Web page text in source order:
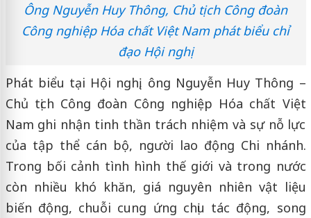
Ông Nguyễn Huy Thông, Chủ tịch Công đoàn
Công nghiệp Hóa chất Việt Nam phát biểu chỉ
đạo Hội nghị
Phát biểu tại Hội nghị, ông Nguyễn Huy Thông –
Chủ tịch Công đoàn Công nghiệp Hóa chất Việt
Nam ghi nhận tinh thần trách nhiệm và sự nỗ lực
của tập thể cán bộ, người lao động Chi nhánh.
Trong bối cảnh tình hình thế giới và trong nước
còn nhiều khó khăn, giá nguyên nhiên vật liệu
biến động, chuỗi cung ứng chịu tác động, song